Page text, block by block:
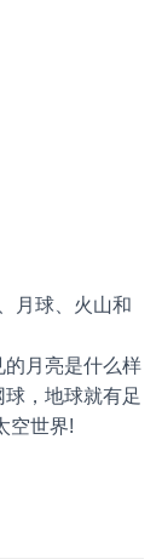
月球、火山和
月亮是什么样
，地球就有足
空世界!